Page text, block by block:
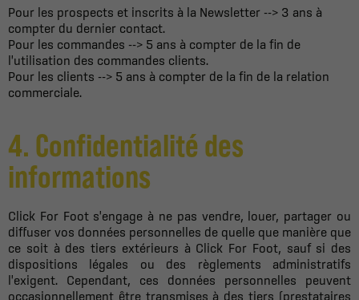
Pour les prospects et inscrits à la Newsletter --> 3 ans à
compter du dernier contact.
Pour les commandes --> 5 ans à compter de la fin de
l'utilisation des commandes clients.
Pour les clients --> 5 ans à compter de la fin de la relation
commerciale.
4. Confidentialité des
informations
Click For Foot s'engage à ne pas vendre, louer, partager ou
diffuser vos données personnelles de quelle que manière que
ce soit à des tiers extérieurs à Click For Foot, sauf si des
dispositions légales ou des règlements administratifs
l'exigent. Cependant, ces données personnelles peuvent
occasionnellement être transmises à des tiers (prestataires